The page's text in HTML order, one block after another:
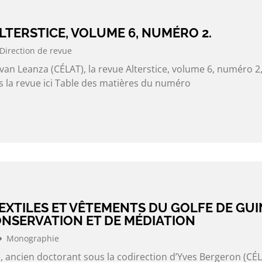
VOLUME 6, NUMÉRO 2.
de revue
Leanza (CÉLAT), la revue Alterstice, volume 6, numéro
la revue ici Table des matières du numéro
ET VÊTEMENTS DU GOLFE DE
ET DE MÉDIATION
Monographie
ancien doctorant sous la codirection d’Yves Bergeron